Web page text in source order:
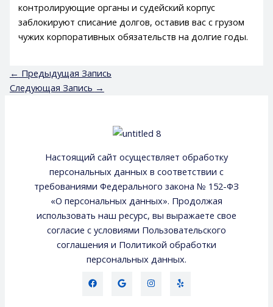
контролирующие органы и судейский корпус
заблокируют списание долгов, оставив вас с грузом
чужих корпоративных обязательств на долгие годы.
← Предыдущая Запись
Следующая Запись →
Настоящий сайт осуществляет обработку
персональных данных в соответствии с
требованиями Федерального закона № 152-ФЗ
«О персональных данных». Продолжая
использовать наш ресурс, вы выражаете свое
согласие с условиями Пользовательского
соглашения и Политикой обработки
персональных данных.